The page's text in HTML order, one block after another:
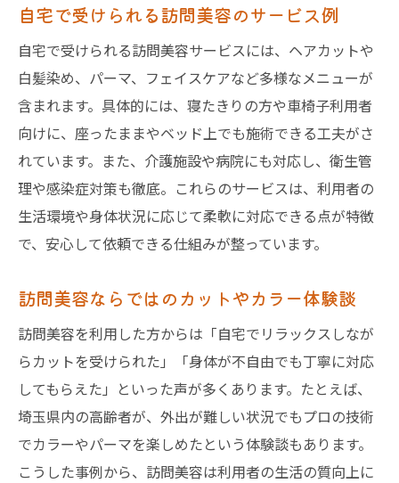
訪問美容が介護中の方に選ばれる理由
介護施設や自宅での訪問美容の流れ
訪問美容と介護サービスの上手な併用法
介護中の方が安心できる訪問美容の工夫
訪問美容の介護対応メニューを詳しく解説
訪問美容を利用する際の料金相場ガイド
訪問美容の料金相場とメニューごとの目安
埼玉県の訪問美容料金の特徴と比較ポイン
訪問美容の料金が変動する主な要因とは
訪問美容をお得に利用するためのコツ紹介
訪問美容の料金体系と追加費用の注意点
自宅訪問に対応した散髪サービスの特徴
訪問美容の自宅散髪サービスの流れを解説
訪問美容師が自宅で対応する際の注意点
自宅で受けられる訪問美容のサービス例
自宅で受けられる訪問美容サービスには、ヘアカットや
白髪染め、パーマ、フェイスケアなど多様なメニューが
含まれます。具体的には、寝たきりの方や車椅子利用者
向けに、座ったままやベッド上でも施術できる工夫がさ
れています。また、介護施設や病院にも対応し、衛生管
理や感染症対策も徹底。これらのサービスは、利用者の
生活環境や身体状況に応じて柔軟に対応できる点が特徴
で、安心して依頼できる仕組みが整っています。
訪問美容ならではのカットやカラー体験談
訪問美容を利用した方からは「自宅でリラックスしなが
らカットを受けられた」「身体が不自由でも丁寧に対応
してもらえた」といった声が多くあります。たとえば、
埼玉県内の高齢者が、外出が難しい状況でもプロの技術
でカラーやパーマを楽しめたという体験談もあります。
こうした事例から、訪問美容は利用者の生活の質向上に